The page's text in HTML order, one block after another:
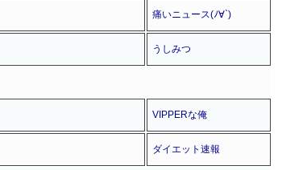
痛いニュース(ﾉ∀`)
うしみつ
VIPPERな俺
ダイエット速報